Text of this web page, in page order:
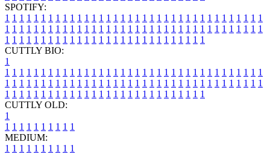
SPOTIFY:
1 1 1 1 1 1 1 1 1 1 1 1 1 1 1 1 1 1 1 1 1 1 1 1 1 1 1 1 1 1 1 1 1 1 1 1
1 1 1 1 1 1 1 1 1 1 1 1 1 1 1 1 1 1 1 1 1 1 1 1 1 1 1 1 1 1 1 1 1 1 1 1
1 1 1 1 1 1 1 1 1 1 1 1 1 1 1 1 1 1 1 1 1 1 1 1 1 1 1 1
CUTTLY BIO:
1
1 1 1 1 1 1 1 1 1 1 1 1 1 1 1 1 1 1 1 1 1 1 1 1 1 1 1 1 1 1 1 1 1 1 1 1
1 1 1 1 1 1 1 1 1 1 1 1 1 1 1 1 1 1 1 1 1 1 1 1 1 1 1 1 1 1 1 1 1 1 1 1
1 1 1 1 1 1 1 1 1 1 1 1 1 1 1 1 1 1 1 1 1 1 1 1 1 1 1 1
CUTTLY OLD:
1
1 1 1 1 1 1 1 1 1 1
MEDIUM:
1 1 1 1 1 1 1 1 1 1